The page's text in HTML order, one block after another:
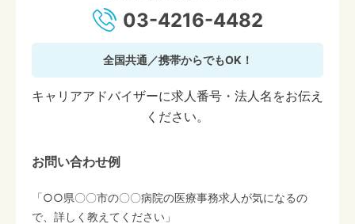
03-4216-4482
全国共通／携帯からでもOK！
キャリアアドバイザーに求人番号・法人名をお伝え
ください。
お問い合わせ例
「○○県〇〇市の〇〇病院の医療事務求人が気になるの
で、詳しく教えてください」